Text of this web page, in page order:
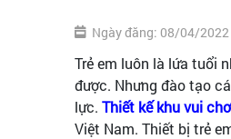
Ngày đăng: 08/04/2022
Trẻ em luôn là lứa tuổi
được. Nhưng đào tạo
lực. Thiết kế khu vui
Việt Nam. Thiết bị trẻ